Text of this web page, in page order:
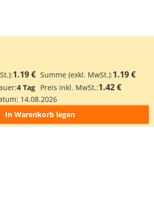
1.19 € Summe (exkl. MwSt.):1.19 €
4 Tag Preis inkl. MwSt.:1.42 €
14.08.2026
In Warenkorb legen